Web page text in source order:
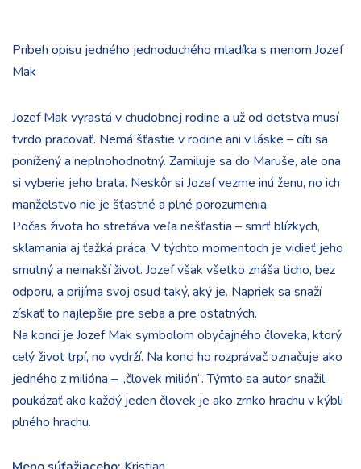
Príbeh opisu jedného jednoduchého mladíka s menom Jozef
Mak
Jozef Mak vyrastá v chudobnej rodine a už od detstva musí
tvrdo pracovať. Nemá šťastie v rodine ani v láske – cíti sa
ponížený a neplnohodnotný. Zamiluje sa do Maruše, ale ona
si vyberie jeho brata. Neskôr si Jozef vezme inú ženu, no ich
manželstvo nie je šťastné a plné porozumenia.
Počas života ho stretáva veľa nešťastia – smrť blízkych,
sklamania aj ťažká práca. V týchto momentoch je vidieť jeho
smutný a neinakší život. Jozef však všetko znáša ticho, bez
odporu, a prijíma svoj osud taký, aký je. Napriek sa snaží
získať to najlepšie pre seba a pre ostatných.
Na konci je Jozef Mak symbolom obyčajného človeka, ktorý
celý život trpí, no vydrží. Na konci ho rozprávač označuje ako
jedného z milióna – „človek milión“. Týmto sa autor snažil
poukázať ako každý jeden človek je ako zrnko hrachu v kýbli
plného hrachu.